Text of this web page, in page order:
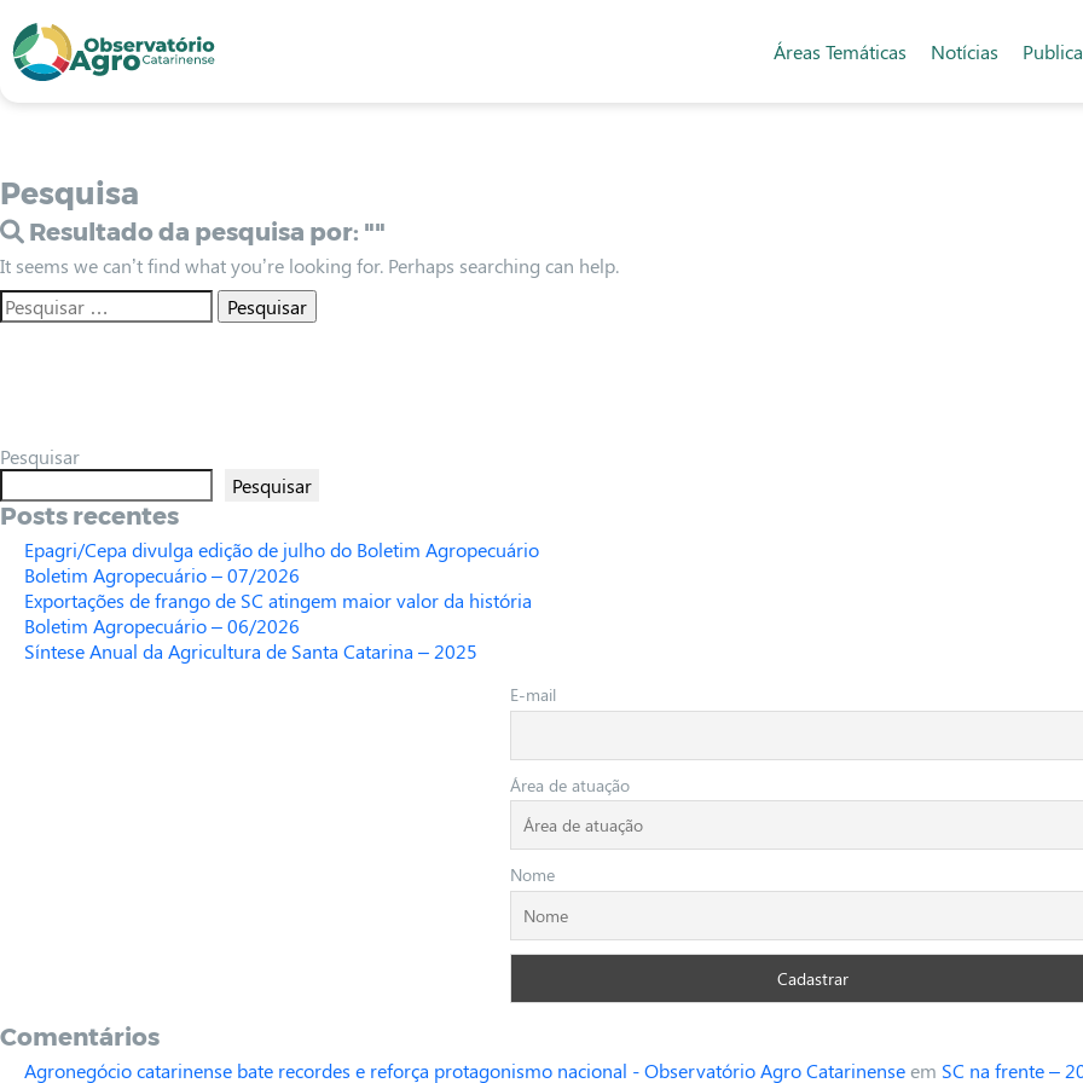
2
3
4
Áreas Temáticas Notícias
Pesquisa
Resultado da pesquisa por: ""
It seems we can’t find what you’re looking for. Perhaps searching can help.
Pesquisar
Pesquisar
Posts recentes
Epagri/Cepa divulga edição de julho do Boletim Agropecuário
Boletim Agropecuário – 07/2026
Exportações de frango de SC atingem maior valor da história
Boletim Agropecuário – 06/2026
Síntese Anual da Agricultura de Santa Catarina – 2025
E-mail
Área de atuação
Nome
Comentários
Agronegócio catarinense bate recordes e reforça protagonismo nacional - Observatório Agro Catarinenseem SC na frente –